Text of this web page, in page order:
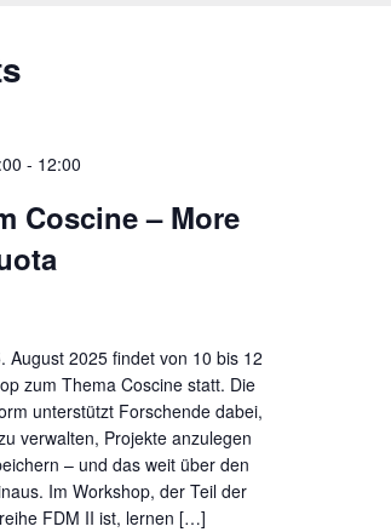
- 12:00
Coscine – More
August 2025 findet von 10 bis 12
zum Thema Coscine statt. Die
unterstützt Forschende dabei,
verwalten, Projekte anzulegen
– und das weit über den
Im Workshop, der Teil der
FDM II ist, lernen […]